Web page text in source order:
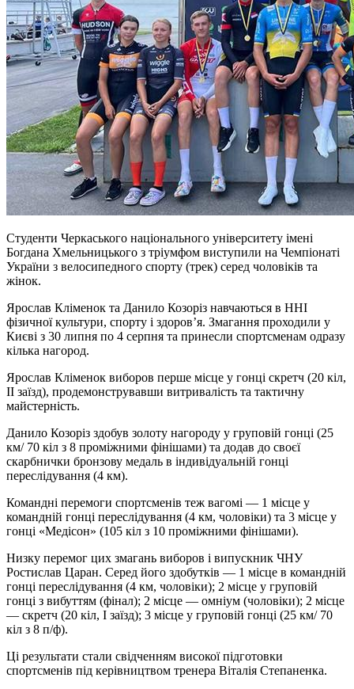
Студенти Черкаського національного університету імені
Богдана Хмельницького з тріумфом виступили на Чемпіонаті
України з велосипедного спорту (трек) серед чоловіків та
жінок.
Ярослав Кліменок та Данило Козоріз навчаються в ННІ
фізичної культури, спорту і здоровʼя. Змагання проходили у
Києві з 30 липня по 4 серпня та принесли спортсменам одразу
кілька нагород.
Ярослав Кліменок виборов перше місце у гонці скретч (20 кіл,
ІІ заїзд), продемонструвавши витривалість та тактичну
майстерність.
Данило Козоріз здобув золоту нагороду у груповій гонці (25
км/ 70 кіл з 8 проміжними фінішами) та додав до своєї
скарбнички бронзову медаль в індивідуальній гонці
переслідування (4 км).
Командні перемоги спортсменів теж вагомі — 1 місце у
командній гонці переслідування (4 км, чоловіки) та 3 місце у
гонці «Медісон» (105 кіл з 10 проміжними фінішами).
Низку перемог цих змагань виборов і випускник ЧНУ
Ростислав Царан. Серед його здобутків — 1 місце в командній
гонці переслідування (4 км, чоловіки); 2 місце у груповій
гонці з вибуттям (фінал); 2 місце — омніум (чоловіки); 2 місце
— скретч (20 кіл, І заїзд); 3 місце у груповій гонці (25 км/ 70
кіл з 8 п/ф).
Ці результати стали свідченням високої підготовки
спортсменів під керівництвом тренера Віталія Степаненка.